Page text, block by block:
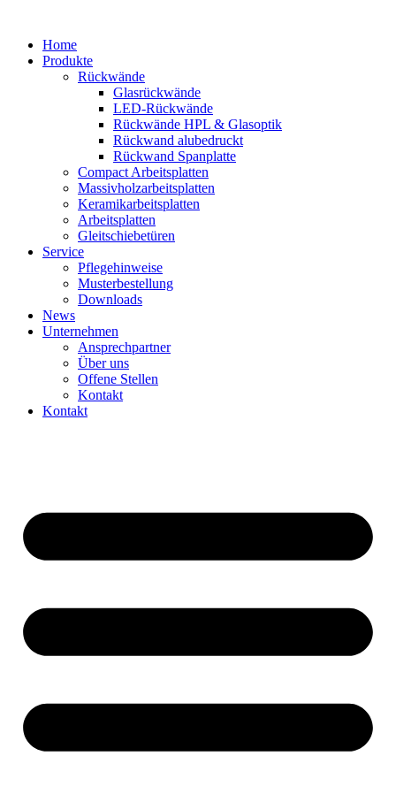
Home
Produkte
Rückwände
Glasrückwände
LED-Rückwände
Rückwände HPL & Glasoptik
Rückwand alubedruckt
Rückwand Spanplatte
Compact Arbeitsplatten
Massivholzarbeitsplatten
Keramikarbeitsplatten
Arbeitsplatten
Gleitschiebetüren
Service
Pflegehinweise
Musterbestellung
Downloads
News
Unternehmen
Ansprechpartner
Über uns
Offene Stellen
Kontakt
Kontakt